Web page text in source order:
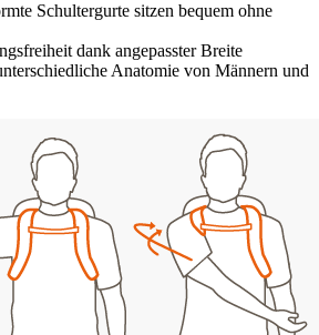
Schultergurte sitzen bequem ohne
dank angepasster Breite
Anatomie von Männern und